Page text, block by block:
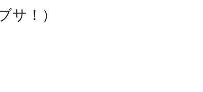
サ！）